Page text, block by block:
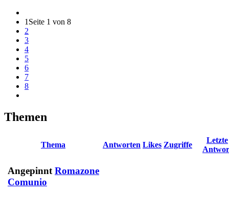
1 Seite 1 von 8
2
3
4
5
6
7
8
Themen
Thema Antworten Likes Zugriffe
Letzte
Angepinnt Romazone
Comunio